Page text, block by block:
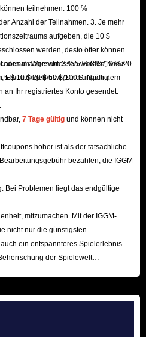
Love
Football 25, which was launched last
hopes for CFB 26, hoping that it can
has accumulated over the past year.
fan-favorite modes including Road to
to quickly experience the excitement
teilnehmen. 100 %
Anzahl der Teilnahmen. 3. Je mehr
aufgeben, die 10 $
werden, desto öfter können
normal abgeschlossen werden, wie z.
Erstattungen usw., sind ungültig.
im Wert von 3 %/5 %/8 %/10 %/20
5 $/10 $/20 $/50 $/100 $. Nach dem
an Ihr registriertes Konto gesendet.
7 Tage gültig und können nicht
höher ist als der tatsächliche
bezahlen, die IGGM
Bei Problemen liegt das endgültige
mitzumachen. Mit der IGGM-
nicht nur die günstigsten
ein entspannteres Spielerlebnis
der Spielewelt